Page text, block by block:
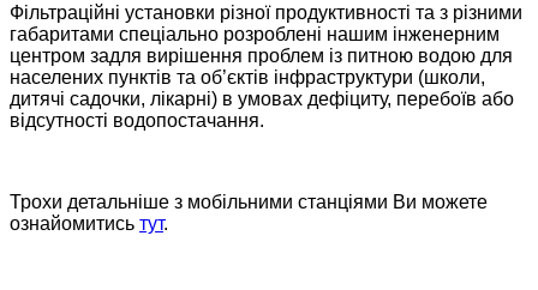
Фільтраційні установки різної продуктивності та з різними
габаритами спеціально розроблені нашим інженерним
центром задля вирішення проблем із питною водою для
населених пунктів та об’єктів інфраструктури (школи,
дитячі садочки, лікарні) в умовах дефіциту, перебоїв або
відсутності водопостачання.
Трохи детальніше з мобільними станціями Ви можете
ознайомитись тут.